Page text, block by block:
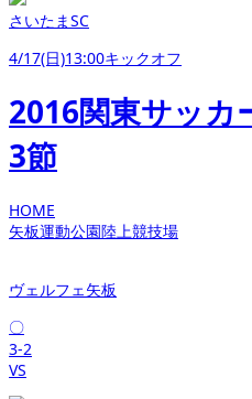
さいたまSC
4/17(日)13:00キックオフ
2016関東サッカ
3節
HOME
矢板運動公園陸上競技場
ヴェルフェ矢板
〇
3-2
VS